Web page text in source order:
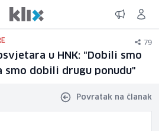
79
u HNK: "Dobili smo
smo dobili drugu ponudu"
Povratak na članak